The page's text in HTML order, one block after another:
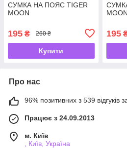
СУМКА НА ПОЯС TIGER
MOON
195 ₴ 260 ₴
Купити
MOON
195
Про нас
96% позитивних з 539 відгуків
Працює з 24.09.2013
м. Київ
, Київ, Україна